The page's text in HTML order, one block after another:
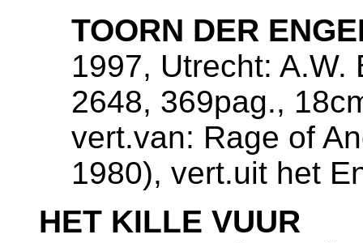
TOORN DER
1997, Utrecht: A.W.
2648, 369pag.,
vert.van: Rage of
1980), vert.uit het
HET KILLE VUUR